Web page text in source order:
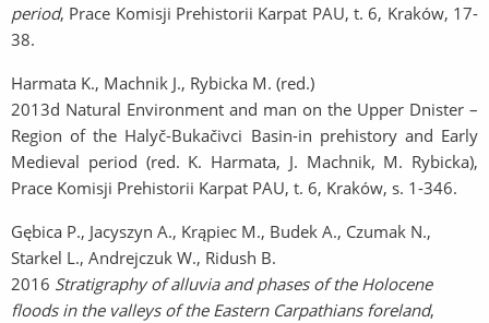
period, Prace Komisji Prehistorii Karpat PAU, t. 6, Kraków, 17-
38.
Harmata K., Machnik J., Rybicka M. (red.)
2013d Natural Environment and man on the Upper Dnister –
Region of the Halyč-Bukačivci Basin-in prehistory and Early
Medieval period (red. K. Harmata, J. Machnik, M. Rybicka),
Prace Komisji Prehistorii Karpat PAU, t. 6, Kraków, s. 1-346.
Gębica P., Jacyszyn A., Krąpiec M., Budek A., Czumak N.,
Starkel L., Andrejczuk W., Ridush B.
2016 Stratigraphy of alluvia and phases of the Holocene
floods in the valleys of the Eastern Carpathians foreland,